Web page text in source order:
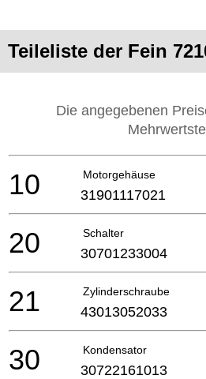
Teileliste der Fein
Die angegebenen
Motorgehäuse
10 31901117021
Schalter
20 30701233004
Zylinderschraube
21 43013052033
Kondensator
30 30722161013